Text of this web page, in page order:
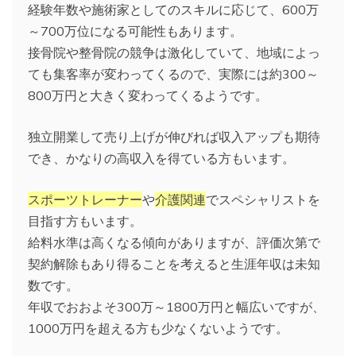
経験年数や施術家としてのスキルに応じて、600万
～700万位になる可能性もあります。
接骨院や整骨院の競争は激化していて、地域によっ
ても集客率が変わってくるので、実際には約300～
800万円と大きく変わってくるようです。
独立開業して売り上げが伸びれば収入アップも期待
でき、かなりの高収入を得ている方もいます。
スポーツトレーナーや介護関連でスペシャリストを
目指す方もいます。
給料水準は高くなる傾向がありますが、評価次第で
契約解除もあり得ることを考えると生涯年収は未知
数です。
年収でおおよそ300万～1800万円と幅広いですが、
1000万円を超える方も少なくないようです。